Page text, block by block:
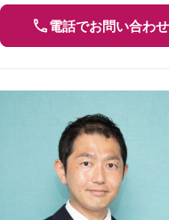
電話でお問い合わせ